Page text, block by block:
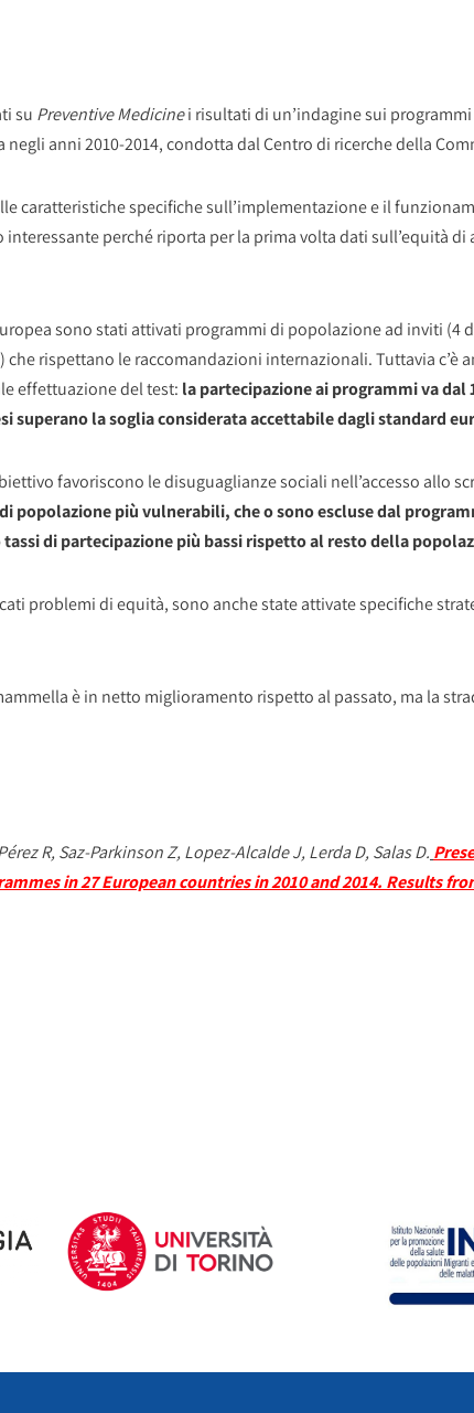
su Preventive Medicinei risultati di un’indagine sui
anni 2010-2014, condotta dal Centro di ricerche della
caratteristiche specifiche sull’implementazione e il
perché riporta per la prima volta dati sull’equità di
sono stati attivati programmi di popolazione ad inviti (4
rispettano le raccomandazioni internazionali. Tuttavia c’è
effettuazione del test: la partecipazione ai programmi va dal
superano la soglia considerata accettabile dagli standard
favoriscono le disuguaglianze sociali nell’accesso allo
popolazione più vulnerabili, che o sono escluse dal
di partecipazione più bassi rispetto al resto della
problemi di equità, sono anche state attivate specifiche
è in netto miglioramento rispetto al passato, ma la
R, Saz-Parkinson Z, Lopez-Alcalde J, Lerda D, Salas D.
in 27 European countries in 2010 and 2014. Results